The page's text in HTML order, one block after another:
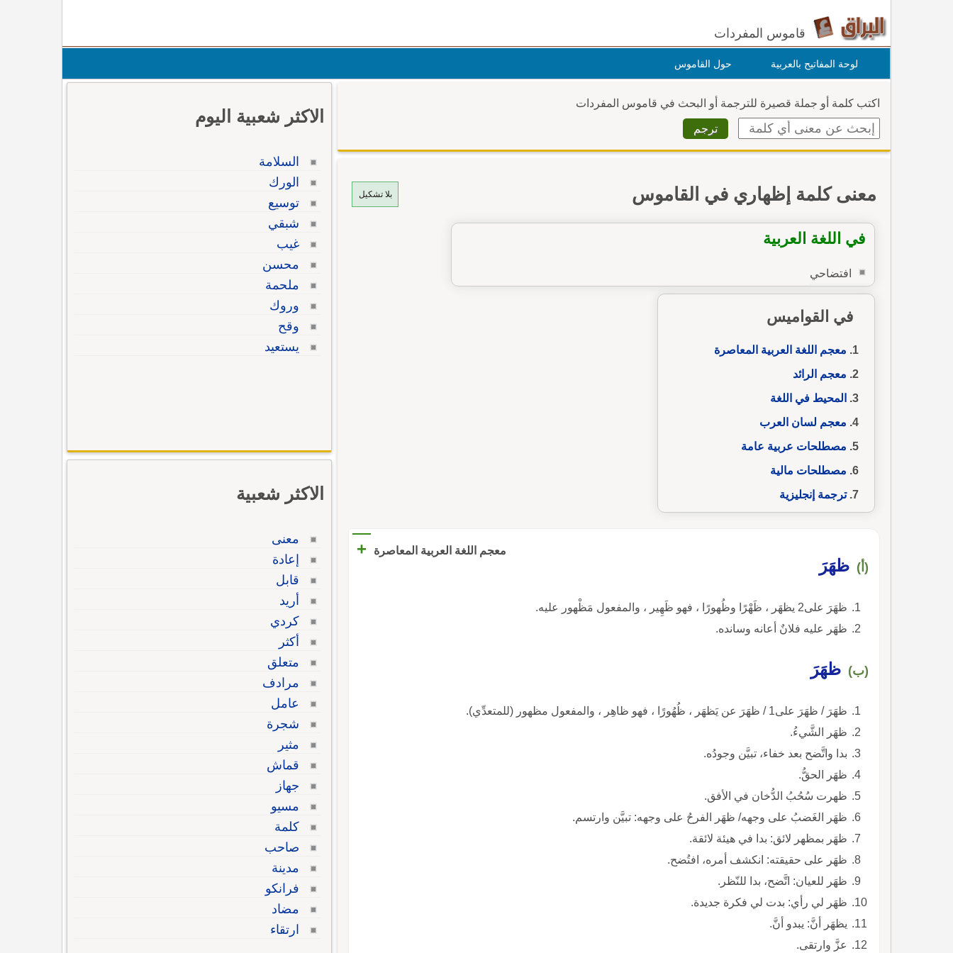
قاموس المفردات
لوحة المفاتيح بالعربية حول القاموس
اكتب كلمة أو جملة قصيرة للترجمة أو البحث في قاموس المفردات
بلا تشكيل معنى كلمة إظهاري في القاموس
في اللغة العربية
افتضاحي
في القواميس
معجم اللغة العربية المعاصرة
معجم الرائد
المحيط في اللغة
معجم لسان العرب
مصطلحات عربية عامة
مصطلحات مالية
ترجمة إنجليزية
معجم اللغة العربية المعاصرة +
(أ) ظهَرَ
ظهَرَ على2 يظهَر ، ظَهْرًا وظُهورًا ، فهو ظَهِير ، والمفعول مَظْهور عليه.
ظهَر عليه فلانٌ أعانه وسانده.
(ب) ظهَرَ
ظهَرَ / ظهَرَ على1 / ظهَرَ عن يَظهَر ، ظُهُورًا ، فهو ظاهِر ، والمفعول مظهور (للمتعدِّي).
ظهَر الشَّيءُ.
بدا واتَّضح بعد خفاء، تبيَّن وجودُه.
ظهَر الحقُّ.
ظهرت سُحُبُ الدُّخان في الأفق.
ظهَر الغَضبُ على وجهه/ ظهَر الفرحُ على وجهه: تبيَّن وارتسم.
ظهَر بمظهر لائق: بدا في هيئة لائقة.
ظهَر على حقيقته: انكشف أمره، افتُضح.
ظهَر للعيان: اتَّضح، بدا للنّظر.
ظهَر لي رأي: بدت لي فكرة جديدة.
يظهَر أنَّ: يبدو أنَّ.
عزَّ وارتقى.
الاكثر شعبية اليوم
السلامة
الورك
توسيع
شبقي
غيب
محسن
ملحمة
وروك
وقح
يستعيد
الاكثر شعبية
معنى
إعادة
قابل
أريد
كردي
أكثر
متعلق
مرادف
عامل
شجرة
مثير
قماش
جهاز
مسيو
كلمة
صاحب
مدينة
فرانكو
مضاد
ارتقاء